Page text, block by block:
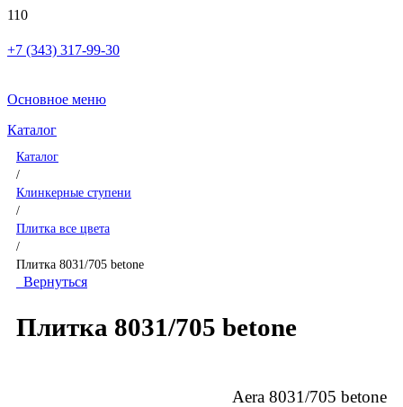
+7 (343) 317-99-30
Основное меню
Каталог
Каталог
/
Клинкерные ступени
/
Плитка все цвета
/
Плитка 8031/705 betone
Вернуться
Плитка 8031/705 betone
Aera 8031/705 betone